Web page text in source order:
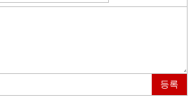
등록